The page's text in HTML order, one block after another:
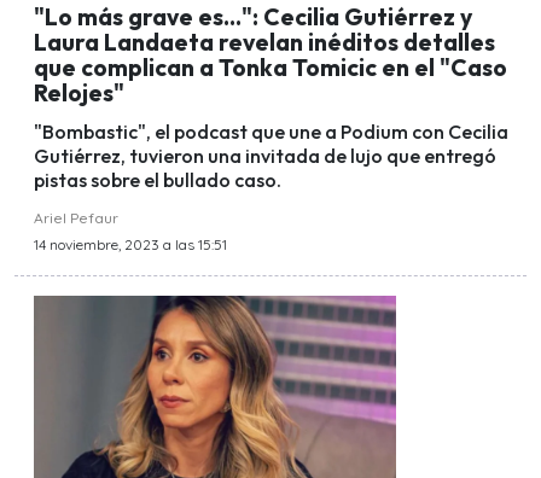
"Lo más grave es...": Cecilia Gutiérrez y
Laura Landaeta revelan inéditos detalles
que complican a Tonka Tomicic en el "Caso
Relojes"
"Bombastic", el podcast que une a Podium con Cecilia
Gutiérrez, tuvieron una invitada de lujo que entregó
pistas sobre el bullado caso.
Ariel Pefaur
14 noviembre, 2023 a las 15:51